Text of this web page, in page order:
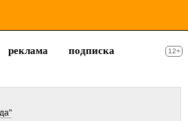
реклама
подписка
12+